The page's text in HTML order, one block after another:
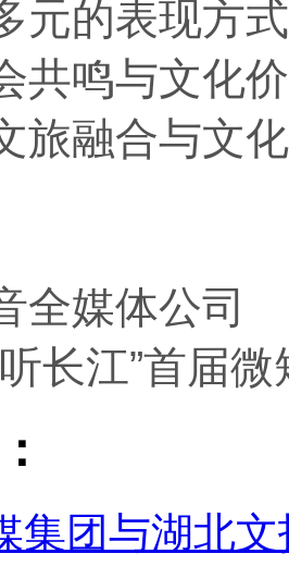
元的表现方
共鸣与文化
旅融合与文
全媒体公司
长江”首届
集团与湖北